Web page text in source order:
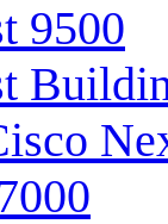
9500